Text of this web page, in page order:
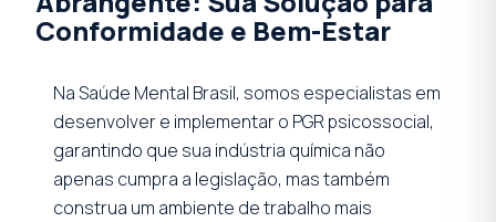
Conformidade e Bem-Estar
Na Saúde Mental Brasil, somos especialistas em
desenvolver e implementar o PGR psicossocial,
garantindo que sua indústria química não
apenas cumpra a legislação, mas também
construa um ambiente de trabalho mais